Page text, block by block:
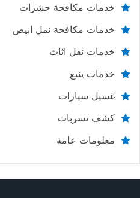
خدمات مكافحة حشرات
خدمات مكافحة نمل ابيض
خدمات نقل اثاث
خدمات ينبع
غسيل سيارات
كشف تسربات
معلومات عامة